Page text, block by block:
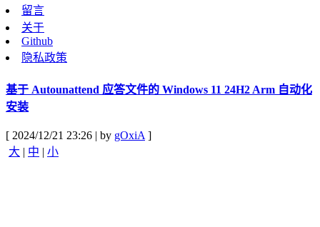
留言
关于
Github
隐私政策
基于 Autounattend 应答文件的 Windows 11 24H2 Arm 自动化
安装
[ 2024/12/21 23:26 | by gOxiA]
大 | 中 | 小